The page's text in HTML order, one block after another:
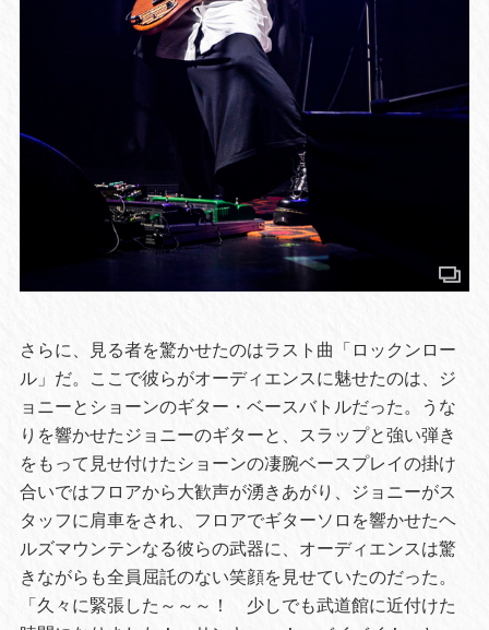
さらに、見る者を驚かせたのはラスト曲「ロックンロー
ル」だ。ここで彼らがオーディエンスに魅せたのは、ジ
ョニーとショーンのギター・ベースバトルだった。うな
りを響かせたジョニーのギターと、スラップと強い弾き
をもって見せ付けたショーンの凄腕ベースプレイの掛け
合いではフロアから大歓声が湧きあがり、ジョニーがス
タッフに肩車をされ、フロアでギターソロを響かせたヘ
ルズマウンテンなる彼らの武器に、オーディエンスは驚
きながらも全員屈託のない笑顔を見せていたのだった。
「久々に緊張した～～～！ 少しでも武道館に近付けた